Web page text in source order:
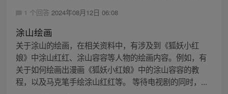
1 个回答 2024年08月12日 06:08
涂山绘画
关于涂山的绘画，在相关资料中，有涉及到《狐妖小红
娘》中涂山红红、涂山容容等人物的绘画内容。例如，有
关于如何绘画出漫画《狐妖小红娘》中的涂山容容的教
程，以及马克笔手绘涂山红红等。 等待电视剧的同时，...